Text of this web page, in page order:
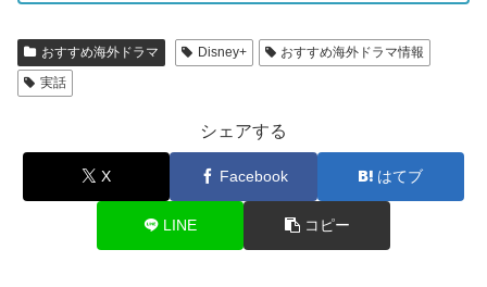
おすすめ海外ドラマ Disney+
おすすめ海外ドラマ情報
実話
シェアする
X Facebook はてブ
LINE コピー